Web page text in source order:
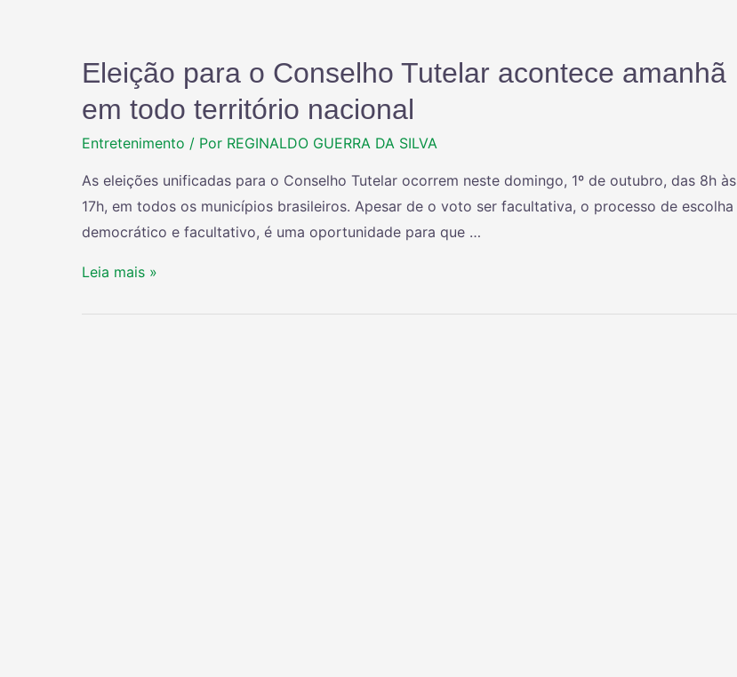
Eleição para o Conselho Tutelar acontece amanhã
em todo território nacional
Entretenimento / Por REGINALDO GUERRA DA SILVA
As eleições unificadas para o Conselho Tutelar ocorrem neste domingo, 1º de outubro, das 8h às
17h, em todos os municípios brasileiros. Apesar de o voto ser facultativa, o processo de escolha
democrático e facultativo, é uma oportunidade para que …
Leia mais »